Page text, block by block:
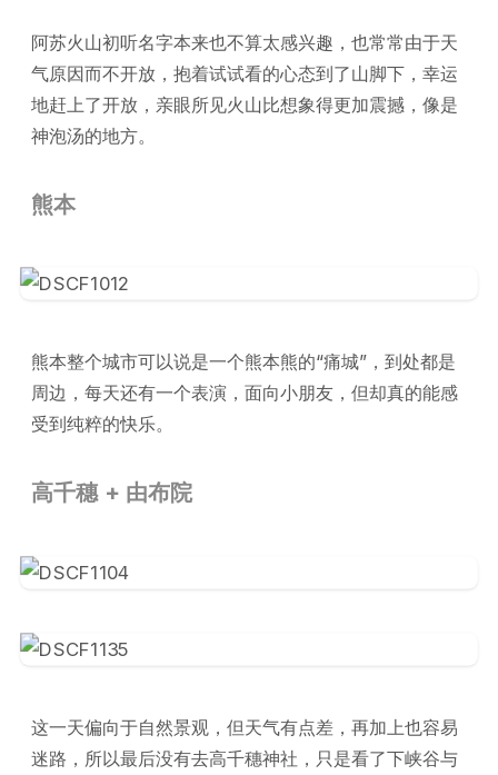
阿苏火山初听名字本来也不算太感兴趣，也常常由于天
气原因而不开放，抱着试试看的心态到了山脚下，幸运
地赶上了开放，亲眼所见火山比想象得更加震撼，像是
神泡汤的地方。
熊本
熊本整个城市可以说是一个熊本熊的“痛城”，到处都是
周边，每天还有一个表演，面向小朋友，但却真的能感
受到纯粹的快乐。
高千穗 + 由布院
这一天偏向于自然景观，但天气有点差，再加上也容易
迷路，所以最后没有去高千穗神社，只是看了下峡谷与